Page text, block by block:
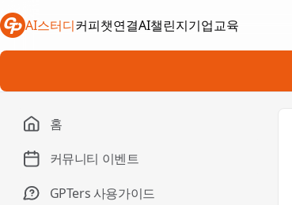
AI스터디커피챗연결
새 탭에서 열림AI챌린지
새 탭에서 열림
기업교육
새 탭에서 열림
홈
커뮤니티 이벤트
GPTers 사용가이드